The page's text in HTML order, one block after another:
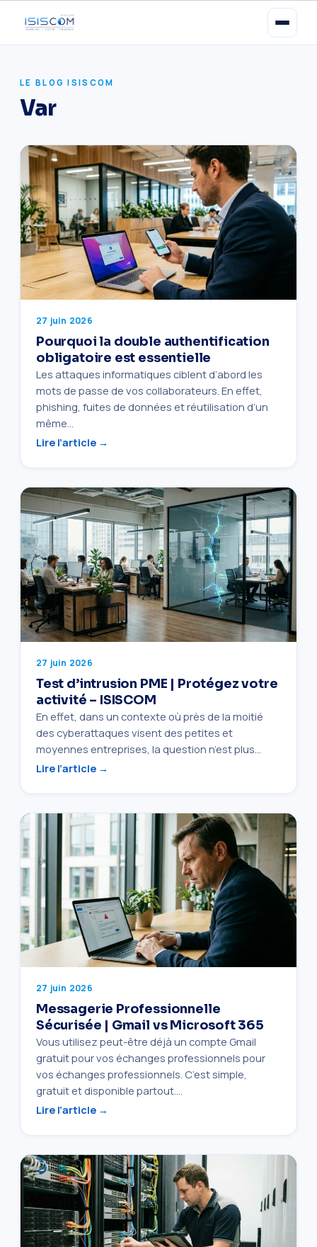
LE BLOG ISISCOM
Var
27 juin 2026
Pourquoi la double authentification
obligatoire est essentielle
Les attaques informatiques ciblent d’abord les
mots de passe de vos collaborateurs. En effet,
phishing, fuites de données et réutilisation d’un
même…
Lire l’article →
27 juin 2026
Test d’intrusion PME | Protégez votre
activité – ISISCOM
En effet, dans un contexte où près de la moitié
des cyberattaques visent des petites et
moyennes entreprises, la question n’est plus…
Lire l’article →
27 juin 2026
Messagerie Professionnelle
Sécurisée | Gmail vs Microsoft 365
Vous utilisez peut-être déjà un compte Gmail
gratuit pour vos échanges professionnels pour
vos échanges professionnels. C’est simple,
gratuit et disponible partout.…
Lire l’article →